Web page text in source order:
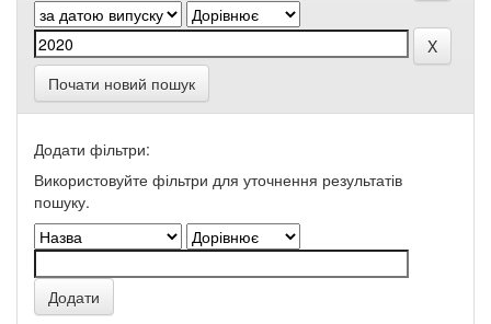
Почати новий пошук
Додати фільтри:
Використовуйте фільтри для уточнення результатів
пошуку.